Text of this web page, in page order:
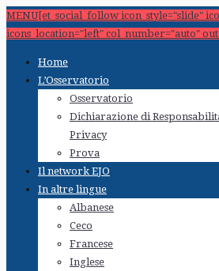
MENU[et_social_follow icon_style="slide"
icons_location="left" col_number="auto"
Home
L’Osservatorio
Osservatorio
Dichiarazione di
Privacy
Prova
Il network EJO
In altre lingue
Albanese
Ceco
Francese
Inglese